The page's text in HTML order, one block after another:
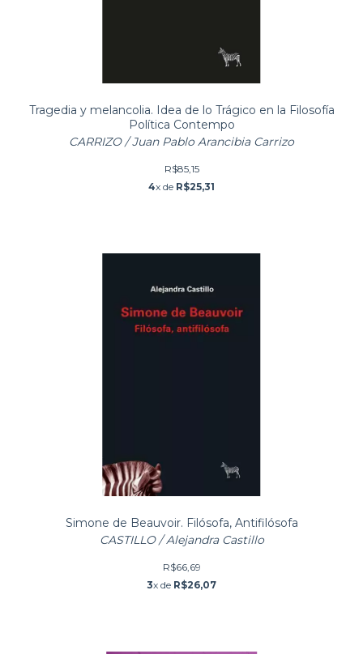
Tragedia y melancolia. Idea de lo Trágico en la Filosofía
Política Contempo
CARRIZO / Juan Pablo Arancibia Carrizo
R$85,15
4x de R$25,31
Simone de Beauvoir. Filósofa, Antifilósofa
CASTILLO / Alejandra Castillo
R$66,69
3x de R$26,07